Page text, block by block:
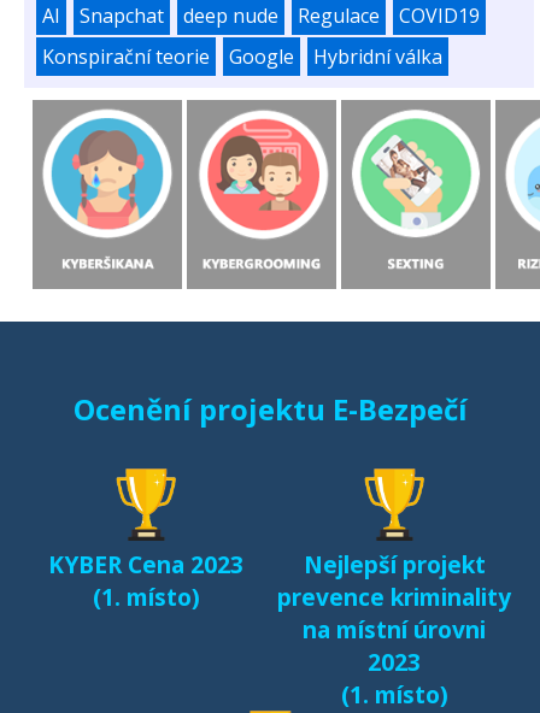
AI
Snapchat deep nude Regulace
COVID19
Konspirační teorie
Google Hybridní válka
Ocenění projektu E-Bezpečí
KYBER Cena 2023
(1. místo)
Nejlepší projekt
prevence kriminality
na místní úrovni
2023
(1. místo)